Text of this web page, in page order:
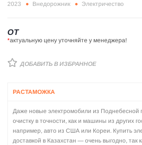
2023 Внедорожник Электричество
ОТ
*актуальную цену уточняйте у менеджера!
ДОБАВИТЬ В ИЗБРАННОЕ
РАСТАМОЖКА
Даже новые электромобили из Поднебесной
очистку в точности, как и машины из других
например, авто из США или Кореи. Купить
доставкой в Казахстан — очень выгодно, так